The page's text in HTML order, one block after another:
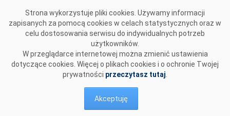
Strona wykorzystuje pliki cookies. Używamy informacji
zapisanych za pomocą cookies w celach statystycznych oraz w
celu dostosowania serwisu do indywidualnych potrzeb
użytkowników.
W przeglądarce internetowej można zmienić ustawienia
dotyczące cookies. Więcej o plikach cookies i o ochronie Twojej
prywatności przeczytasz tutaj
Akceptuję